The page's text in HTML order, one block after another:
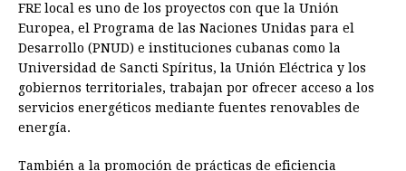
FRE local es uno de los proyectos con que la Unión
Europea, el Programa de las Naciones Unidas para el
Desarrollo (PNUD) e instituciones cubanas como la
Universidad de Sancti Spíritus, la Unión Eléctrica y los
gobiernos territoriales, trabajan por ofrecer acceso a los
servicios energéticos mediante fuentes renovables de
energía.
También a la promoción de prácticas de eficiencia